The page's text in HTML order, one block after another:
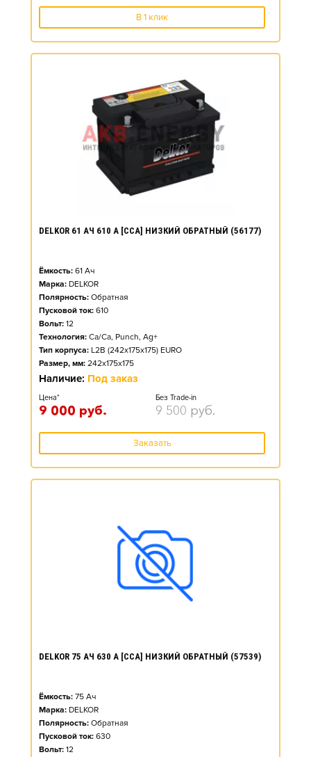
В 1 клик
DELKOR 61 АЧ 610 А [CCA] НИЗКИЙ ОБРАТНЫЙ (56177)
Ёмкость: 61 Ач
Марка: DELKOR
Полярность: Обратная
Пусковой ток: 610
Вольт: 12
Технология: Ca/Ca, Punch, Ag+
Тип корпуса: L2B (242x175x175) EURO
Размер, мм: 242x175x175
Наличие: Под заказ
Цена*
9 000 руб.
Без Trade-in
9 500 руб.
Заказать
DELKOR 75 АЧ 630 А [CCA] НИЗКИЙ ОБРАТНЫЙ (57539)
Ёмкость: 75 Ач
Марка: DELKOR
Полярность: Обратная
Пусковой ток: 630
Вольт: 12